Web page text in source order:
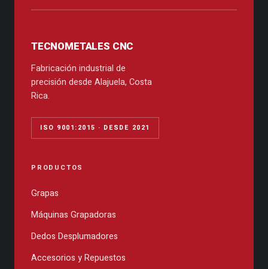
TECNOMETALES CNC
Fabricación industrial de
precisión desde Alajuela, Costa
Rica.
ISO 9001:2015 · DESDE 2021
PRODUCTOS
Grapas
Máquinas Grapadoras
Dedos Desplumadores
Accesorios y Repuestos